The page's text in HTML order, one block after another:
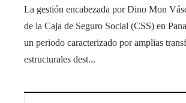
La gestión encabezada por Dino Mon
de la Caja de Seguro Social (CSS) en
un periodo caracterizado por amplias
estructurales dest...